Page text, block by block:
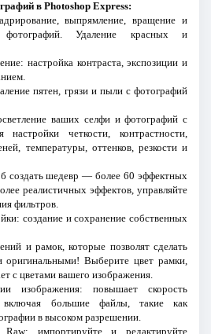
в Photoshop Express:
выпрямление, вращение и
фотографий. Удаление красных и
настройка контраста, экспозиции и
пятен, грязи и пыли с фотографий
ваших селфи и фотографий с
четкости, контрастности,
температуры, оттенков, резкости и
создать шедевр — более 60 эффектных
реалистичных эффектов, управляйте
фильтров.
создание и сохранение собственных
и рамок, которые позволят сделать
Выберите цвет рамки,
с цветами вашего изображения.
изображения: повышает скорость
включая большие файлы, такие как
в высоком разрешении.
импортируйте и редактируйте